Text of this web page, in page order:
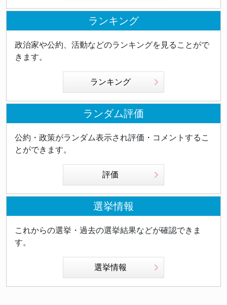
ランキング
政治家や公約、活動などのランキングを見ることがで
きます。
ランキング
ランダム評価
公約・政策がランダム表示され評価・コメントするこ
とができます。
評価
選挙情報
これからの選挙・過去の選挙結果などが確認できま
す。
選挙情報